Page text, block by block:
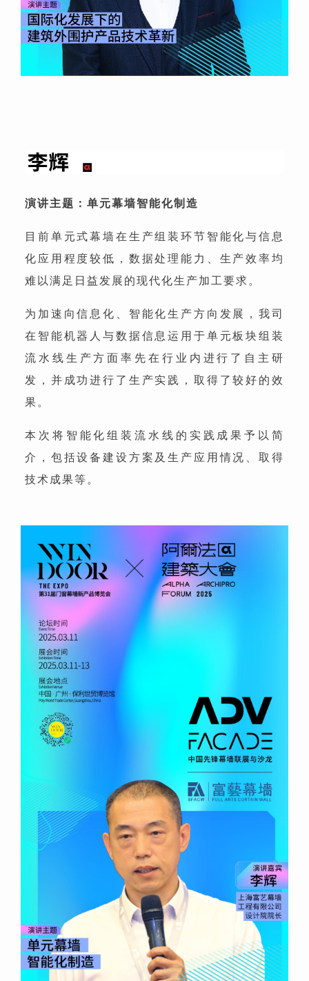
演讲主题：单元幕墙智能化制造
目前单元式幕墙在生产组装环节智能化与信息
化应用程度较低，数据处理能力、生产效率均
难以满足日益发展的现代化生产加工要求。
为加速向信息化、智能化生产方向发展，我司
在智能机器人与数据信息运用于单元板块组装
流水线生产方面率先在行业内进行了自主研
发，并成功进行了生产实践，取得了较好的效
果。
本次将智能化组装流水线的实践成果予以简
介，包括设备建设方案及生产应用情况、取得
技术成果等。